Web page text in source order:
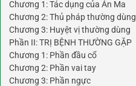
Chương 1: Tác dụng của Án Ma
Chương 2: Thủ pháp thường dùng
Chương 3: Huyệt vị thường dùng
Phần II: TRỊ BỆNH THƯỜNG GẶP
Chương 1: Phần đầu cổ
Chương 2: Phần vai tay
Chương 3: Phần ngực